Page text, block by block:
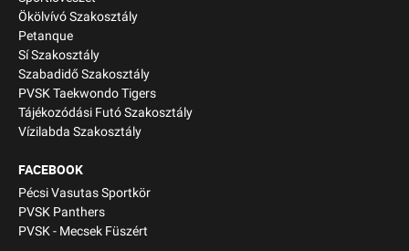
Ökölvívó Szakosztály
Petanque
Sí Szakosztály
Szabadidő Szakosztály
PVSK Taekwondo Tigers
Tájékozódási Futó Szakosztály
Vízilabda Szakosztály
FACEBOOK
Pécsi Vasutas Sportkör
PVSK Panthers
PVSK - Mecsek Füszért